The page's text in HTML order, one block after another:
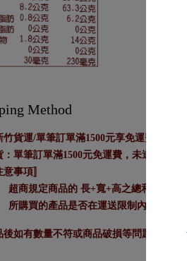
Method
貨運/單筆訂單滿1500元享免運費，未達
：單筆訂單滿1500元免運費，未達1500元
意事項〛
超商規定商品的 長+寬+高之總和需小於
所購買的產品是否在運送限制內。若出
後如有數量不符或商品破損等問題，請